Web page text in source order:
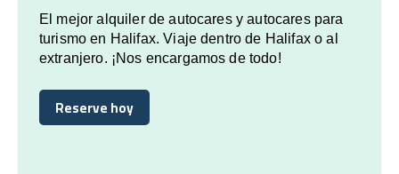
El mejor alquiler de autocares y autocares para
turismo en Halifax. Viaje dentro de Halifax o al
extranjero. ¡Nos encargamos de todo!
Reserve hoy
Reserve hoy